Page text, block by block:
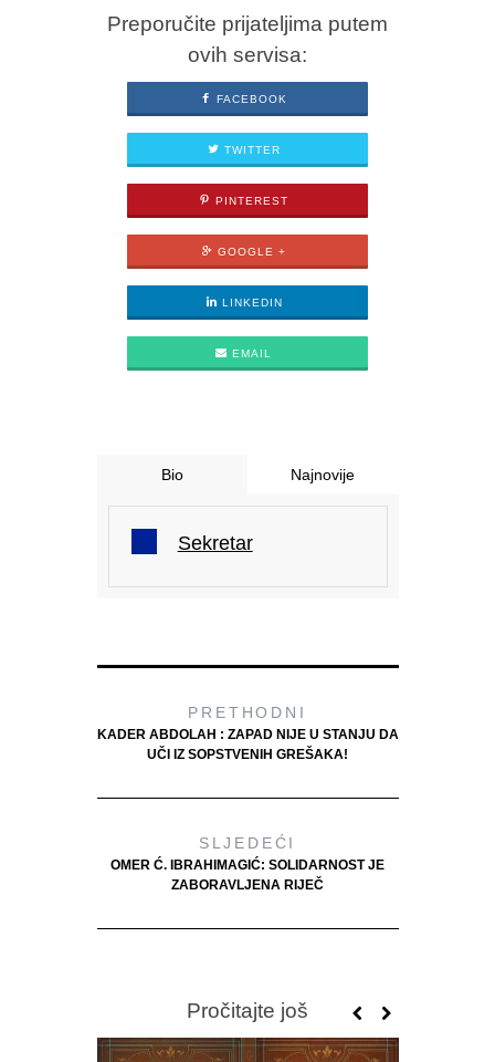
Preporučite prijateljima putem
ovih servisa:
FACEBOOK
TWITTER
PINTEREST
GOOGLE +
LINKEDIN
EMAIL
Bio Najnovije
Sekretar
PRETHODNI
KADER ABDOLAH : ZAPAD NIJE U STANJU DA
UČI IZ SOPSTVENIH GREŠAKA!
SLJEDEĆI
OMER Ć. IBRAHIMAGIĆ: SOLIDARNOST JE
ZABORAVLJENA RIJEČ
Pročitajte još